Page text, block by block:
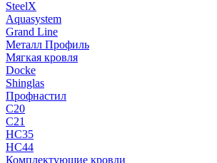
SteelX
Aquasystem
Grand Line
Металл Профиль
Мягкая кровля
Docke
Shinglas
Профнастил
C20
C21
НС35
НС44
Комплектующие кровли